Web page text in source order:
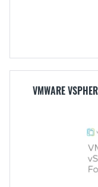
VMWARE